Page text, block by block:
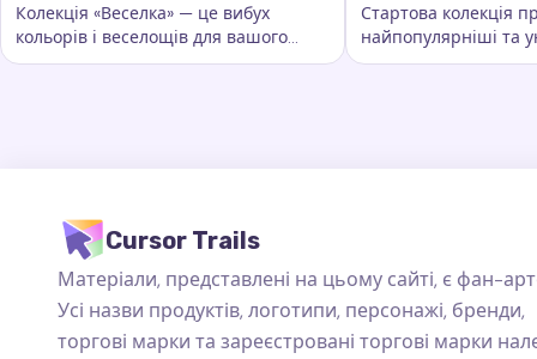
Колекція «Веселка» — це вибух
кольорів і веселощів для вашого
курсора. Вона додає яскравості та
Ключові слова:Веселка, кастомні сліди курсора,
Стартова колекція
найпопулярніші та
сліди курсора, які
Ключові слова:
Cursor Trails
Матеріали, представлені на цьому сайті, є фан-
Усі назви продуктів, логотипи, персонажі, бренди,
торгові марки та зареєстровані торгові марки